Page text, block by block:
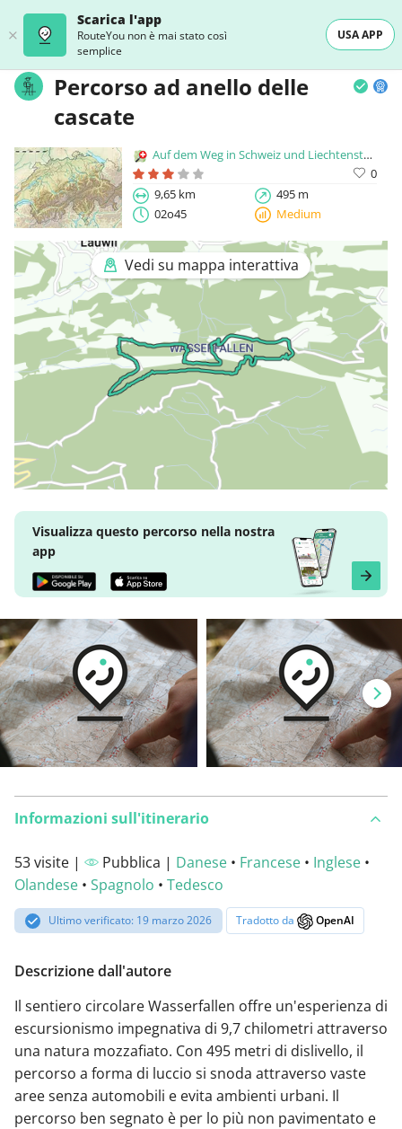
Scarica l'app
RouteYou non è mai stato così
semplice
USA APP
Percorso ad anello delle
cascate
Auf dem Weg in Schweiz und Liechtenstein
0
9,65 km
495 m
02o45
Medium
Vedi su mappa interattiva
Visualizza questo percorso nella nostra
app
Informazioni sull'itinerario
53 visite | Pubblica | Danese • Francese • Inglese •
Olandese • Spagnolo • Tedesco
Ultimo verificato: 19 marzo 2026 Tradotto da OpenAI
Descrizione dall'autore
Il sentiero circolare Wasserfallen offre un'esperienza di
escursionismo impegnativa di 9,7 chilometri attraverso
una natura mozzafiato. Con 495 metri di dislivello, il
percorso a forma di luccio si snoda attraverso vaste
aree senza automobili e evita ambienti urbani. Il
percorso ben segnato è per lo più non pavimentato e